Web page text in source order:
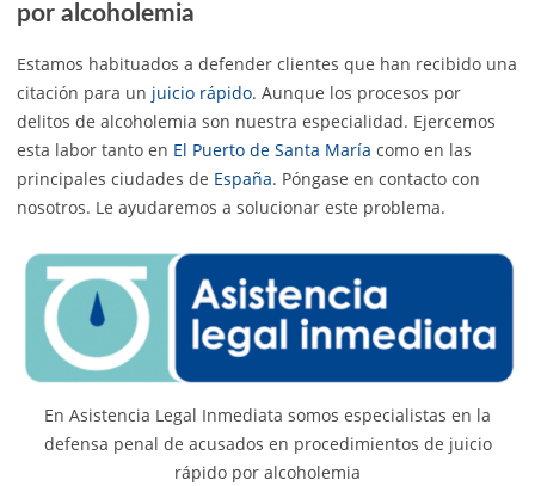
por alcoholemia
Estamos habituados a defender clientes que han recibido una
citación para un juicio rápido. Aunque los procesos por
delitos de alcoholemia son nuestra especialidad. Ejercemos
esta labor tanto en El Puerto de Santa María como en las
principales ciudades de España. Póngase en contacto con
nosotros. Le ayudaremos a solucionar este problema.
En Asistencia Legal Inmediata somos especialistas en la
defensa penal de acusados en procedimientos de juicio
rápido por alcoholemia